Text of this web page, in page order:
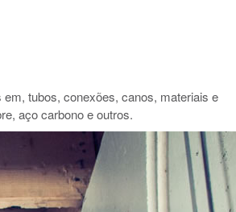
tubos, conexões, canos, materiais e
aço carbono e outros.